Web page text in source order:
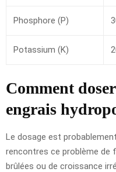
Phosphore (P)
Potassium (K)
Comment
engrais
Le dosage est
rencontres ce problème de
brûlées ou de croissance